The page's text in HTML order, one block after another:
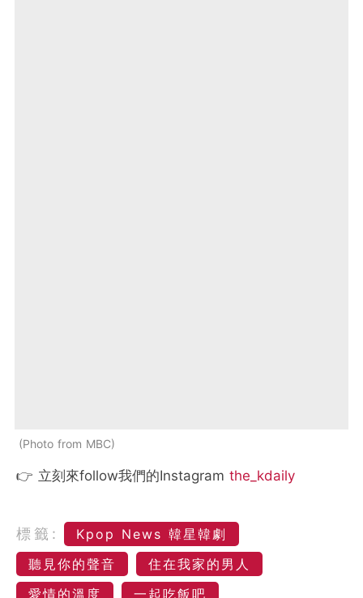
Photo from MBC
👉 立刻來follow我們的Instagram the_kdaily
標籤:
Kpop News 韓星韓劇
聽見你的聲音
住在我家的男人
愛情的溫度
一起吃飯吧